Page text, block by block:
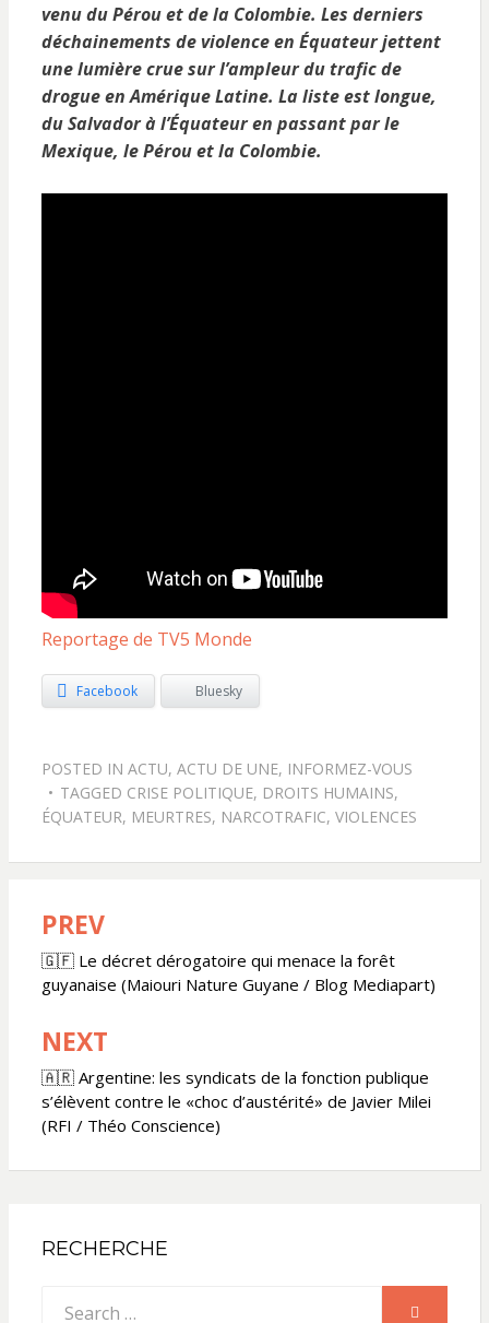
venu du Pérou et de la Colombie. Les derniers
déchainements de violence en Équateur jettent
une lumière crue sur l’ampleur du trafic de
drogue en Amérique Latine. La liste est longue,
du Salvador à l’Équateur en passant par le
Mexique, le Pérou et la Colombie.
Reportage de TV5 Monde
Facebook Bluesky
POSTED IN ACTU, ACTU DE UNE, INFORMEZ-VOUS
TAGGED CRISE POLITIQUE, DROITS HUMAINS,
ÉQUATEUR, MEURTRES, NARCOTRAFIC, VIOLENCES
Navigation
de
l’article
PREV
🇬🇫 Le décret dérogatoire qui menace la forêt
guyanaise (Maiouri Nature Guyane / Blog Mediapart)
NEXT
🇦🇷 Argentine: les syndicats de la fonction publique
s’élèvent contre le «choc d’austérité» de Javier Milei
(RFI / Théo Conscience)
RECHERCHE
SEARCH